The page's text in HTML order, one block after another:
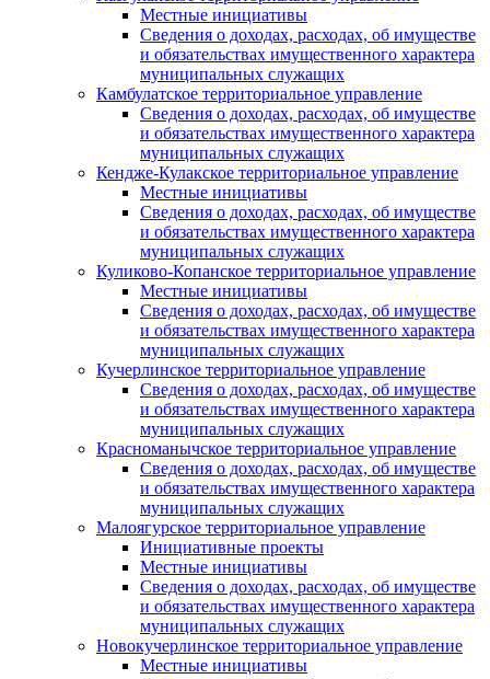
Местные инициативы
Сведения о доходах, расходах, об имуществе
и обязательствах имущественного характера
муниципальных служащих
Камбулатское территориальное управление
Сведения о доходах, расходах, об имуществе
и обязательствах имущественного характера
муниципальных служащих
Кендже-Кулакское территориальное управление
Местные инициативы
Сведения о доходах, расходах, об имуществе
и обязательствах имущественного характера
муниципальных служащих
Куликово-Копанское территориальное управление
Местные инициативы
Сведения о доходах, расходах, об имуществе
и обязательствах имущественного характера
муниципальных служащих
Кучерлинское территориальное управление
Сведения о доходах, расходах, об имуществе
и обязательствах имущественного характера
муниципальных служащих
Красноманычское территориальное управление
Сведения о доходах, расходах, об имуществе
и обязательствах имущественного характера
муниципальных служащих
Малоягурское территориальное управление
Инициативные проекты
Местные инициативы
Сведения о доходах, расходах, об имуществе
и обязательствах имущественного характера
муниципальных служащих
Новокучерлинское территориальное управление
Местные инициативы